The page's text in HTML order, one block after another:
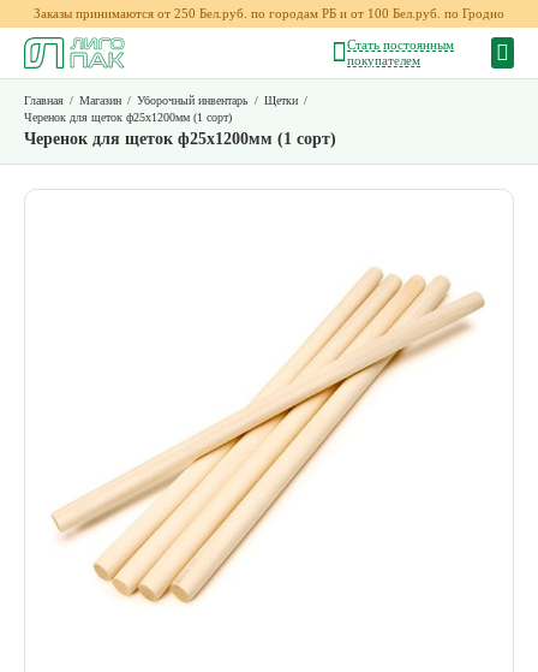
Заказы принимаются от 250 Бел.руб. по городам РБ и от 100 Бел.руб. по Гродно
Стать постоянным
покупателем
Главная / Магазин / Уборочный инвентарь / Щетки /
Черенок для щеток ф25х1200мм (1 сорт)
Черенок для щеток ф25х1200мм (1 сорт)